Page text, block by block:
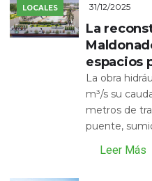
LOCALES 31/12/2025
La
espacios
La obra
m³/s su
metros de
puente,
Leer Más